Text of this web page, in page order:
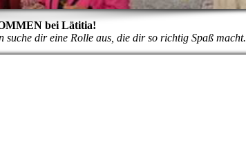
bei Lätitia!
dir eine Rolle aus, die dir so richtig Spaß macht.